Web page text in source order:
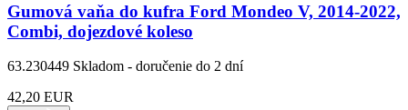
Gumová vaňa do kufra Ford Mondeo V, 2014-2022,
Combi, dojezdové koleso
63.230449 Skladom - doručenie do 2 dní
42,20 EUR